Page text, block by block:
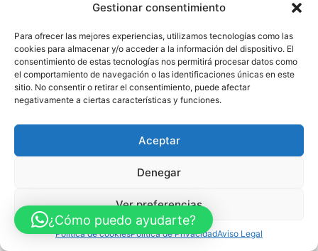
Gestionar consentimiento
Para ofrecer las mejores experiencias, utilizamos tecnologías como las
cookies para almacenar y/o acceder a la información del dispositivo. El
consentimiento de estas tecnologías nos permitirá procesar datos como
el comportamiento de navegación o las identificaciones únicas en este
sitio. No consentir o retirar el consentimiento, puede afectar
negativamente a ciertas características y funciones.
Aceptar
Denegar
Ver preferencias
Política de cookiesPolítica de PrivacidadAviso Legal
¿Cómo puedo ayudarte?